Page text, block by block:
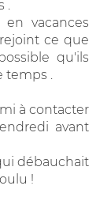
vacances
ce que
qu'ils
.
à contacter
avant
débauchait
!